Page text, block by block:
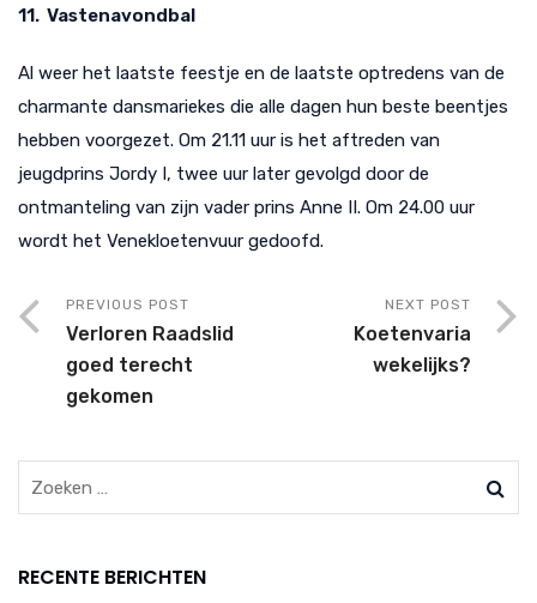
11. Vastenavondbal
Al weer het laatste feestje en de laatste optredens van de
charmante dansmariekes die alle dagen hun beste beentjes
hebben voorgezet. Om 21.11 uur is het aftreden van
jeugdprins Jordy I, twee uur later gevolgd door de
ontmanteling van zijn vader prins Anne II. Om 24.00 uur
wordt het Venekloetenvuur gedoofd.
PREVIOUS POST
Verloren Raadslid
goed terecht
gekomen
NEXT POST
Koetenvaria
wekelijks?
RECENTE BERICHTEN